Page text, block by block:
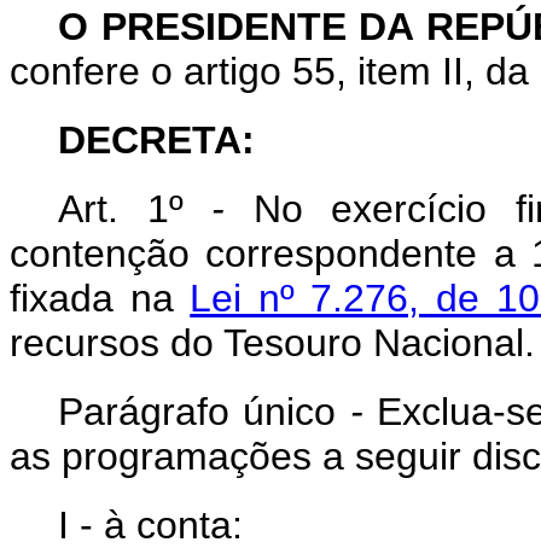
O PRESIDENTE DA
confere o artigo 55, item II,
DECRETA:
Art. 1º - No exercício
contenção correspondente
fixada na Lei nº 7.276, de
recursos do Tesouro
Parágrafo único - Exclua-
as programações a seguir
I - à conta: